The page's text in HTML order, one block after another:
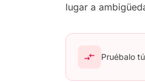
lugar a
compare_arrows Pruébalo